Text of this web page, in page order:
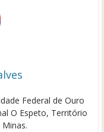
Federal de Ouro
O Espeto, Território